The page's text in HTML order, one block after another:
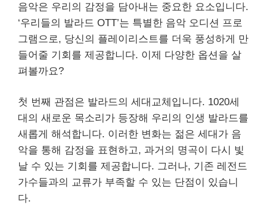
음악은 우리의 감정을 담아내는 중요한 요소입니다.
‘우리들의 발라드 OTT’는 특별한 음악 오디션 프로
그램으로, 당신의 플레이리스트를 더욱 풍성하게 만
들어줄 기회를 제공합니다. 이제 다양한 옵션을 살
펴볼까요?
첫 번째 관점은 발라드의 세대교체입니다. 1020세
대의 새로운 목소리가 등장해 우리의 인생 발라드를
새롭게 해석합니다. 이러한 변화는 젊은 세대가 음
악을 통해 감정을 표현하고, 과거의 명곡이 다시 빛
날 수 있는 기회를 제공합니다. 그러나, 기존 레전드
가수들과의 교류가 부족할 수 있는 단점이 있습니
다.